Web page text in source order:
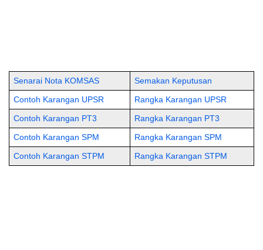
Senarai Nota KOMSAS Semakan Keputusan
Contoh Karangan UPSR Rangka Karangan UPSR
Contoh Karangan PT3 Rangka Karangan PT3
Contoh Karangan SPM Rangka Karangan SPM
Contoh Karangan STPM Rangka Karangan STPM